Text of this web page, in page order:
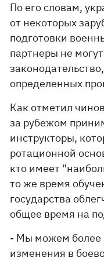
По его словам,
от некоторых
подготовки
партнеры не
определенных
Как отметил
за рубежом
инструкторы,
ротационной
кто имеет
то же время
государства
общее время на
- Мы можем более
изменения в